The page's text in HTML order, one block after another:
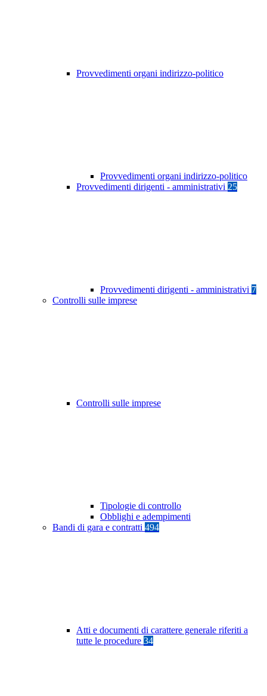
Provvedimenti organi indirizzo-politico
Provvedimenti organi indirizzo-politico
Provvedimenti dirigenti - amministrativi 25
Provvedimenti dirigenti - amministrativi 7
Controlli sulle imprese
Controlli sulle imprese
Tipologie di controllo
Obblighi e adempimenti
Bandi di gara e contratti 494
Atti e documenti di carattere generale riferiti a
tutte le procedure 34